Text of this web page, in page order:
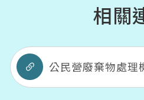
相關
公民營廢棄物處理